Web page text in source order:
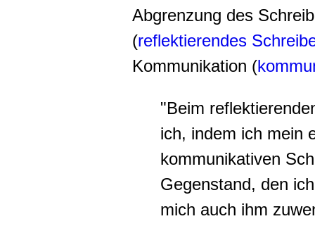
Abgrenzung des
(reflektierendes
Kommunikation (
"Beim
ich, indem ich mein
kommunikativen
Gegenstand, den
mich auch ihm